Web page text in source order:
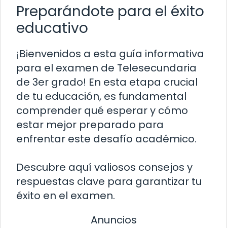
Preparándote para el éxito
educativo
¡Bienvenidos a esta guía informativa
para el examen de Telesecundaria
de 3er grado! En esta etapa crucial
de tu educación, es fundamental
comprender qué esperar y cómo
estar mejor preparado para
enfrentar este desafío académico.
Descubre aquí valiosos consejos y
respuestas clave para garantizar tu
éxito en el examen.
Anuncios